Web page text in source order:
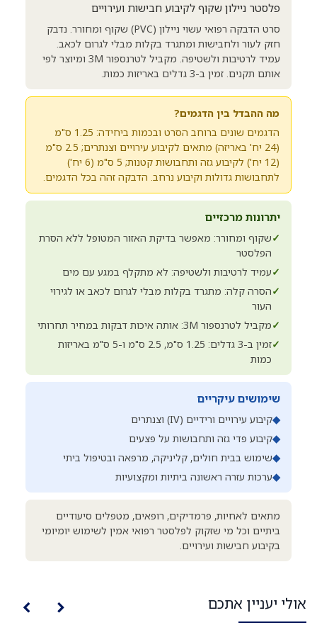
פלסטר ניילון שקוף לקיבוע חבישות ועירויים
סרט הדבקה רפואי עשוי ניילון (PVC) שקוף ומחורר. נדבק
חזק לעור ולחבישות ומתגרד בקלות מבלי לגרום לכאב.
עמיד לרטיבות ולשטיפה. מקביל לטרנספור 3M ומיוצר לפי
אותם תקנים. זמין ב-3 גדלים באריזות כמות.
מה ההבדל בין הדגמים?
הדגמים שונים ברוחב הסרט ובכמות ביחידה: 1.25 ס"מ
(24 יח' באריזה) מתאים לקיבוע עירויים וצנתרים; 2.5 ס"מ
(12 יח') לקיבוע גזה ותחבושות קטנות; 5 ס"מ (6 יח')
לתחבושות גדולות וקיבוע נרחב. הדבקה זהה בכל הדגמים.
יתרונות מרכזיים
✓שקוף ומחורר: מאפשר בדיקת האזור המטופל ללא הסרת
הפלסטר
✓עמיד לרטיבות ולשטיפה: לא מתקלף במגע עם מים
✓הסרה קלה: מתגרד בקלות מבלי לגרום לכאב או לגירוי
העור
✓מקביל לטרנספור 3M: אותה איכות דבקות במחיר תחרותי
✓
זמין ב-3 גדלים: 1.25 ס"מ, 2.5 ס"מ ו-5 ס"מ באריזות
כמות
שימושים עיקריים
◆קיבוע עירויים ורידיים (IV) וצנתרים
◆קיבוע פדי גזה ותחבושות על פצעים
◆שימוש בבית חולים, קליניקה, מרפאה ובטיפול ביתי
◆ערכות עזרה ראשונה ביתיות ומקצועיות
מתאים לאחיות, פרמדיקים, רופאים, מטפלים סיעודיים
ביתיים וכל מי שזקוק לפלסטר רפואי אמין לשימוש יומיומי
בקיבוע חבישות ועירויים.
אולי יעניין אתכם